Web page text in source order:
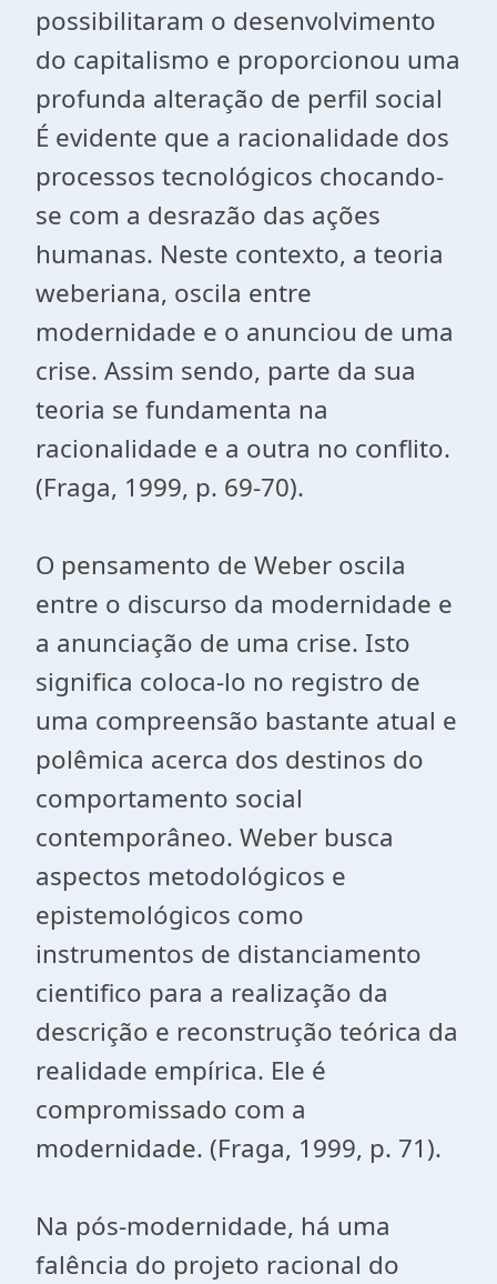
possibilitaram o desenvolvimento
do capitalismo e proporcionou uma
profunda alteração de perfil social
É evidente que a racionalidade dos
processos tecnológicos chocando-
se com a desrazão das ações
humanas. Neste contexto, a teoria
weberiana, oscila entre
modernidade e o anunciou de uma
crise. Assim sendo, parte da sua
teoria se fundamenta na
racionalidade e a outra no conflito.
(Fraga, 1999, p. 69-70).
O pensamento de Weber oscila
entre o discurso da modernidade e
a anunciação de uma crise. Isto
significa coloca-lo no registro de
uma compreensão bastante atual e
polêmica acerca dos destinos do
comportamento social
contemporâneo. Weber busca
aspectos metodológicos e
epistemológicos como
instrumentos de distanciamento
cientifico para a realização da
descrição e reconstrução teórica da
realidade empírica. Ele é
compromissado com a
modernidade. (Fraga, 1999, p. 71).
Na pós-modernidade, há uma
falência do projeto racional do